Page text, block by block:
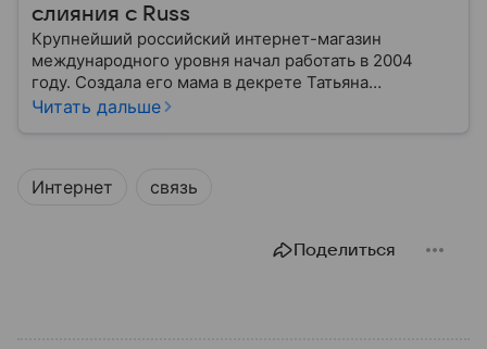
слияния с Russ
Крупнейший российский интернет-магазин
международного уровня начал работать в 2004
году. Создала его мама в декрете Татьяна
Бакальчук. Сегодня владелица Wildberries — одна
Читать дальше
Интернет связь
Поделиться